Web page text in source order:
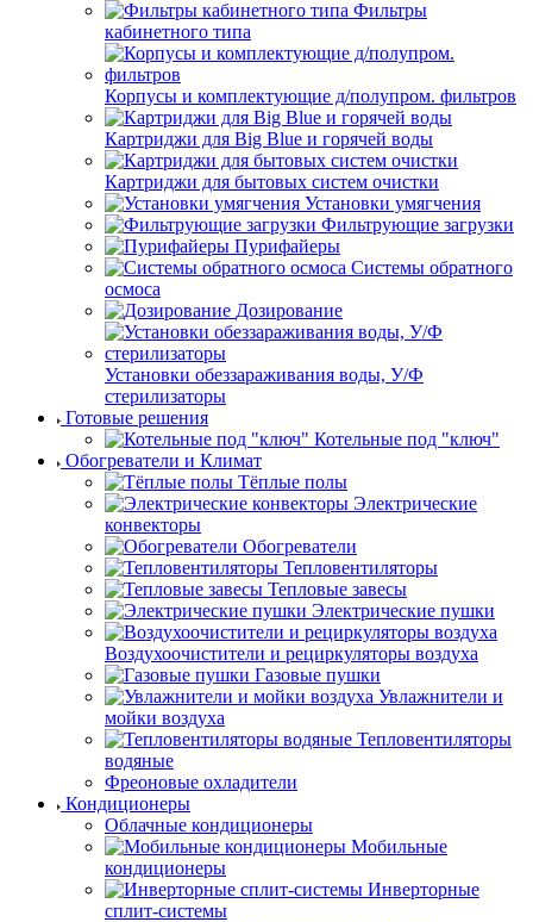
Фильтры
кабинетного типа
Корпусы и комплектующие д/полупром. фильтров
Картриджи для Big Blue и горячей воды
Картриджи для бытовых систем очистки
Установки умягчения
Фильтрующие загрузки
Пурифайеры
Системы обратного
осмоса
Дозирование
Установки обеззараживания воды, У/Ф
стерилизаторы
Готовые решения
Котельные под "ключ"
Обогреватели и Климат
Тёплые полы
Электрические
конвекторы
Обогреватели
Тепловентиляторы
Тепловые завесы
Электрические пушки
Воздухоочистители и рециркуляторы воздуха
Газовые пушки
Увлажнители и
мойки воздуха
Тепловентиляторы
водяные
Фреоновые охладители
Кондиционеры
Облачные кондиционеры
Мобильные
кондиционеры
Инверторные
сплит-системы